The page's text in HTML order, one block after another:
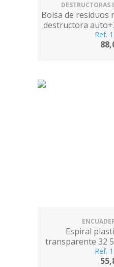
Bolsa de residuos
destructora
pack de 20
Ref.
Espiral
transparente 32
de 100
Ref.